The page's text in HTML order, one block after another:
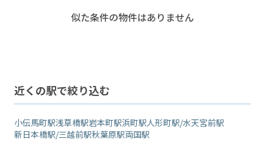
似た条件の物件はありません
近くの駅で絞り込む
小伝馬町駅浅草橋駅岩本町駅浜町駅人形町駅/水天宮前駅
新日本橋駅/三越前駅秋葉原駅両国駅